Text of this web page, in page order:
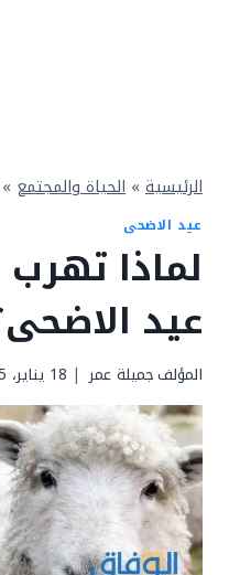
الرئيسية » الحياة والمجتمع »
عيد الاضحى
لماذا
عيد
المؤلفجميلة عمر 18 يناير، 2025